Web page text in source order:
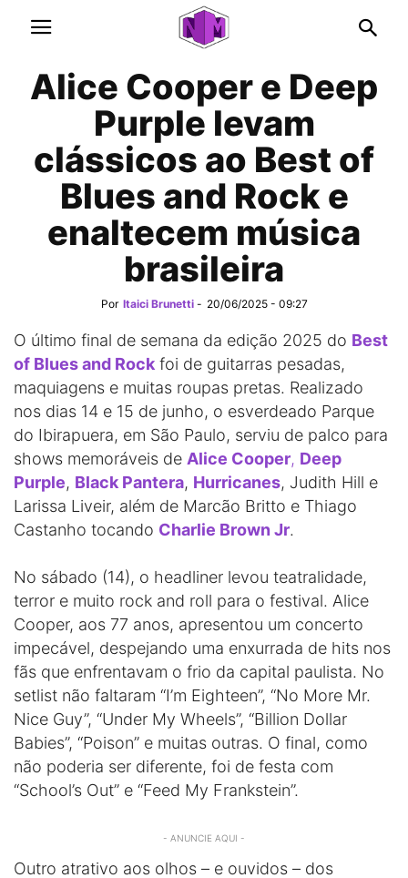
Alice Cooper e Deep
Purple levam
clássicos ao Best of
Blues and Rock e
enaltecem música
brasileira
Por Itaici Brunetti - 20/06/2025 - 09:27
O último final de semana da edição 2025 do Best
of Blues and Rock foi de guitarras pesadas,
maquiagens e muitas roupas pretas. Realizado
nos dias 14 e 15 de junho, o esverdeado Parque
do Ibirapuera, em São Paulo, serviu de palco para
shows memoráveis de Alice Cooper, Deep
Purple, Black Pantera, Hurricanes, Judith Hill e
Larissa Liveir, além de Marcão Britto e Thiago
Castanho tocando Charlie Brown Jr.
No sábado (14), o headliner levou teatralidade,
terror e muito rock and roll para o festival. Alice
Cooper, aos 77 anos, apresentou um concerto
impecável, despejando uma enxurrada de hits nos
fãs que enfrentavam o frio da capital paulista. No
setlist não faltaram “I’m Eighteen”, “No More Mr.
Nice Guy”, “Under My Wheels”, “Billion Dollar
Babies”, “Poison” e muitas outras. O final, como
não poderia ser diferente, foi de festa com
“School’s Out” e “Feed My Frankstein”.
- ANUNCIE AQUI -
Outro atrativo aos olhos – e ouvidos – dos